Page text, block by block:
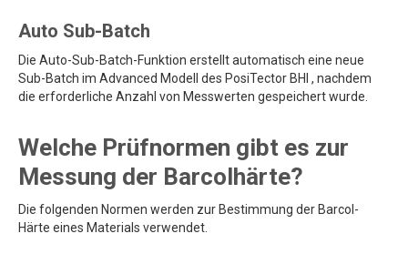
Auto Sub-Batch
Die Auto-Sub-Batch-Funktion erstellt automatisch eine neue
Sub-Batch im Advanced Modell des PosiTector BHI , nachdem
die erforderliche Anzahl von Messwerten gespeichert wurde.
Welche Prüfnormen gibt es zur
Messung der Barcolhärte?
Die folgenden Normen werden zur Bestimmung der Barcol-
Härte eines Materials verwendet.